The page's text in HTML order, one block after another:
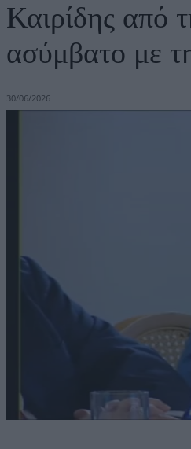
Καιρίδης από
ασύμβατο με
30/06/2026